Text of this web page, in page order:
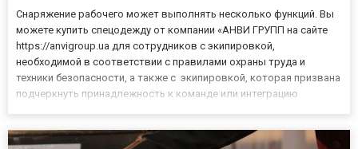
Снаряжение рабочего может выполнять несколько функций. Вы
можете купить спецодежду от компании «АНВИ ГРУПП на сайте
https://anvigroup.ua для сотрудников с экипировкой,
необходимой в соответствии с правилами охраны труда и
техники безопасности, а также с экипировкой, которая призвана
подчеркнуть принадлежность к команде или интеграцию
положений о зд...